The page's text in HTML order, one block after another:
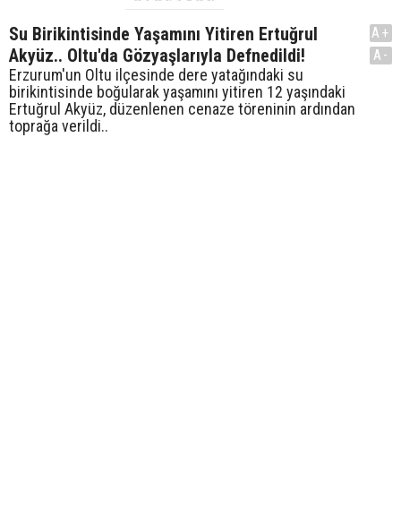
Su Birikintisinde Yaşamını Yitiren Ertuğrul
Akyüz.. Oltu'da Gözyaşlarıyla Defnedildi!
Erzurum'un Oltu ilçesinde dere yatağındaki su
birikintisinde boğularak yaşamını yitiren 12 yaşındaki
Ertuğrul Akyüz, düzenlenen cenaze töreninin ardından
toprağa verildi..
A+
A-